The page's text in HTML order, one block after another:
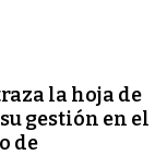
la hoja de
gestión en el
de